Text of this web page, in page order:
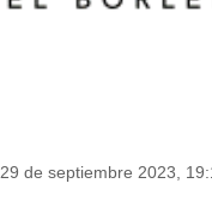
29 de septiembre 2023,